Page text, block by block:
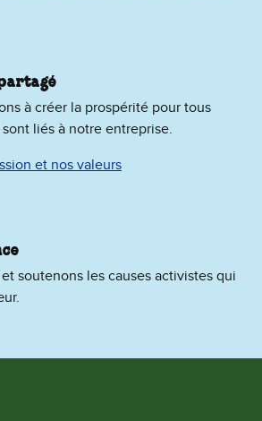
à créer la prospérité pour tous
liés à notre entreprise.
et nos valeurs
soutenons les causes activistes qui